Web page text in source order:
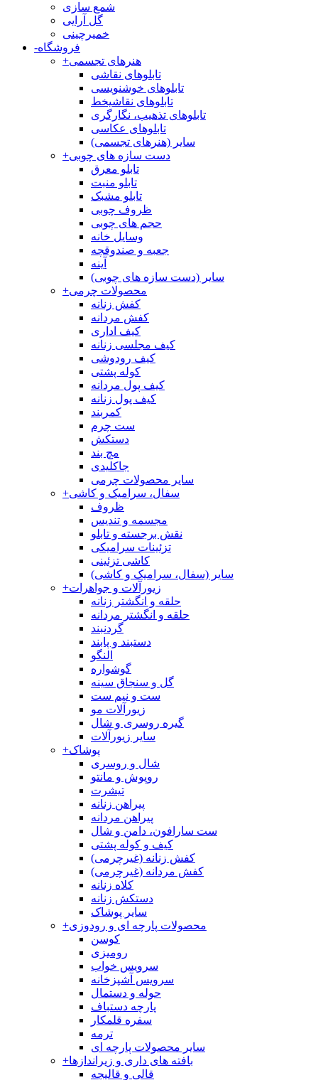
شمع سازی
گل آرایی
خمیرچینی
-فروشگاه
+هنرهای تجسمی
تابلوهای نقاشی
تابلوهای خوشنویسی
تابلوهای نقاشیخط
تابلوهای تذهیب، نگارگری
تابلوهای عکاسی
سایر (هنرهای تجسمی)
+دست سازه های چوبی
تابلو معرق
تابلو منبت
تابلو مشبک
ظروف چوبی
حجم های چوبی
وسایل خانه
جعبه و صندوقچه
آینه
سایر (دست سازه های چوبی)
+محصولات چرمی
کفش زنانه
کفش مردانه
کیف اداری
کیف مجلسی زنانه
کیف رودوشی
کوله پشتی
کیف پول مردانه
کیف پول زنانه
کمربند
ست چرم
دستکش
مچ بند
جاکلیدی
سایر محصولات چرمی
+سفال، سرامیک و کاشی
ظروف
مجسمه و تندیس
نقش برجسته و تابلو
تزئینات سرامیکی
کاشی تزئینی
سایر (سفال، سرامیک و کاشی)
+زیورآلات و جواهرات
حلقه و انگشتر زنانه
حلقه و انگشتر مردانه
گردنبند
دستبند و پابند
النگو
گوشواره
گل و سنجاق سینه
ست و نیم ست
زیورآلات مو
گیره روسری و شال
سایر زیورآلات
+پوشاک
شال و روسری
روپوش و مانتو
تیشرت
پیراهن زنانه
پیراهن مردانه
ست سارافون، دامن و شال
کیف و کوله پشتی
کفش زنانه (غیرچرمی)
کفش مردانه (غیرچرمی)
کلاه زنانه
دستکش زنانه
سایر پوشاک
+محصولات پارچه ای و رودوزی
کوسن
رومیزی
سرویس خواب
سرویس آشپزخانه
حوله و دستمال
پارچه دستباف
سفره قلمکار
ترمه
سایر محصولات پارچه ای
+بافته های داری و زیراندازها
قالی و قالیچه